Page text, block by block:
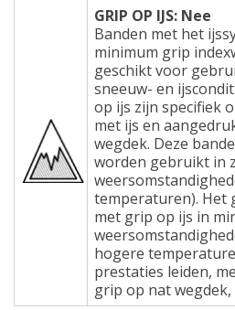
GRIP OP IJS: Nee
Banden met het
minimum grip
geschikt voor
sneeuw- en
op ijs zijn specifiek
met ijs en
wegdek. Deze
worden gebruikt in
temperaturen). Het
met grip op ijs in
hogere
prestaties leiden,
grip op nat